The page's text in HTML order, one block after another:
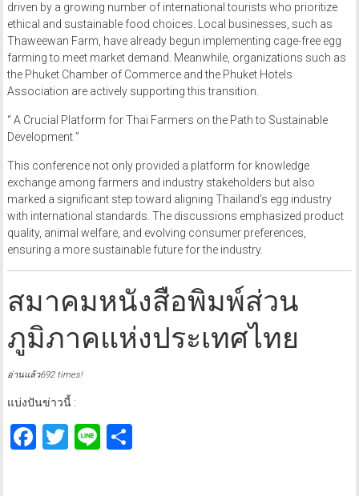
driven by a growing number of international tourists who prioritize
ethical and sustainable food choices. Local businesses, such as
Thaweewan Farm, have already begun implementing cage-free egg
farming to meet market demand. Meanwhile, organizations such as
the Phuket Chamber of Commerce and the Phuket Hotels
Association are actively supporting this transition.
“ A Crucial Platform for Thai Farmers on the Path to Sustainable
Development ”
This conference not only provided a platform for knowledge
exchange among farmers and industry stakeholders but also
marked a significant step toward aligning Thailand’s egg industry
with international standards. The discussions emphasized product
quality, animal welfare, and evolving consumer preferences,
ensuring a more sustainable future for the industry.
สมาคมหนังสือพิมพ์ส่วน
ภูมิภาคแห่งประเทศไทย
อ่านแล้ว692 times!
แบ่งปันข่าวนี้ :
Facebook
Twitter
LineShare